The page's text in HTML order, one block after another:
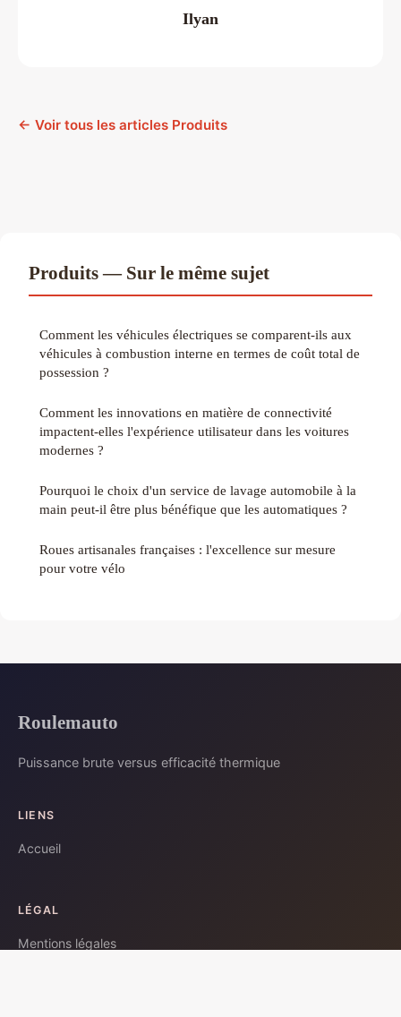
Ilyan
← Voir tous les articles Produits
Produits — Sur le même sujet
Comment les véhicules électriques se comparent-ils aux
véhicules à combustion interne en termes de coût total de
possession ?
Comment les innovations en matière de connectivité
impactent-elles l'expérience utilisateur dans les voitures
modernes ?
Pourquoi le choix d'un service de lavage automobile à la
main peut-il être plus bénéfique que les automatiques ?
Roues artisanales françaises : l'excellence sur mesure
pour votre vélo
Roulemauto
Puissance brute versus efficacité thermique
LIENS
Accueil
LÉGAL
Mentions légales